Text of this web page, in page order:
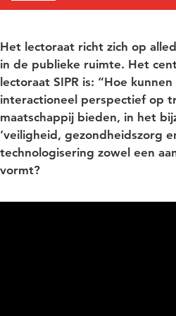
Het lectoraat richt zich op
in de publieke ruimte. Het
lectoraat SIPR is: “Hoe
interactioneel perspectief op
maatschappij bieden, in het
‘veiligheid, gezondheidszorg
technologisering zowel een
vormt?